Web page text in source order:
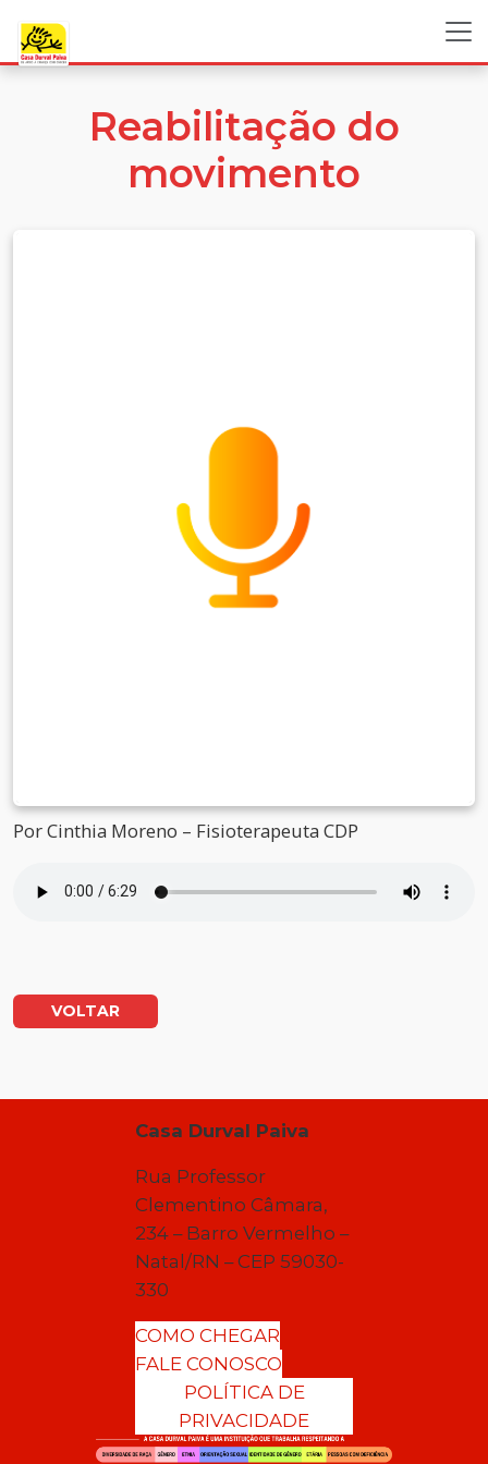
Reabilitação do
movimento
Por Cinthia Moreno – Fisioterapeuta CDP
VOLTAR
Casa Durval Paiva
Rua Professor
Clementino Câmara,
234 – Barro Vermelho –
Natal/RN – CEP 59030-
330
COMO CHEGAR
FALE CONOSCO
POLÍTICA DE
PRIVACIDADE